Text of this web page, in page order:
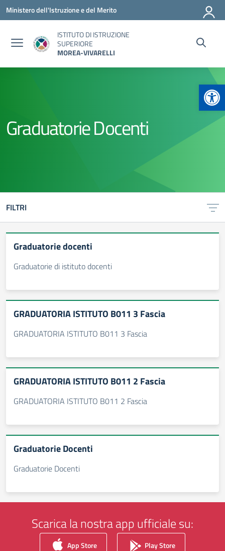
Vai ai contenuti
Vai al menu di navigazione
Vai al footer
Ministero dell'Istruzione e del Merito
ISTITUTO DI ISTRUZIONE
SUPERIORE
MOREA-VIVARELLI
Graduatorie Docenti
FILTRI
Graduatorie docenti
Graduatorie di istituto docenti
GRADUATORIA ISTITUTO B011 3 Fascia
GRADUATORIA ISTITUTO B011 3 Fascia
GRADUATORIA ISTITUTO B011 2 Fascia
GRADUATORIA ISTITUTO B011 2 Fascia
Graduatorie Docenti
Graduatorie Docenti
Scarica la nostra app ufficiale su:
App Store Play Store